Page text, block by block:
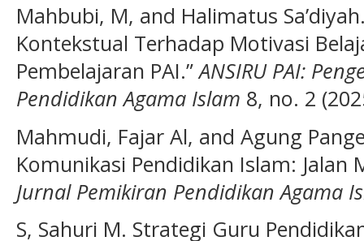
Mahbubi, M, and Halimatus
Kontekstual Terhadap Motivasi
Pembelajaran PAI.”ANSIRU PAI:
Pendidikan Agama Islam 8, no. 2
Mahmudi, Fajar Al, and Agung
Komunikasi Pendidikan Islam: Jalan
Jurnal Pemikiran Pendidikan Agama
S, Sahuri M. Strategi Guru